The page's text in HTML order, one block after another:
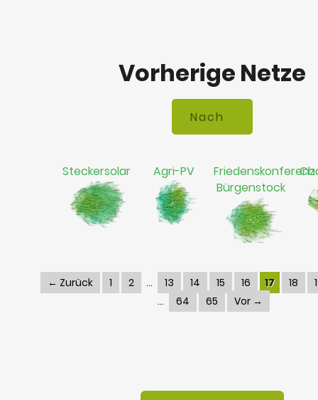
Vorherige Netze
Steckersolar Agri-PV
Friedenskonferenz
Bürgenstock
← Zurück 1 2 13 14 15 16 17 18
64
65 Vor →